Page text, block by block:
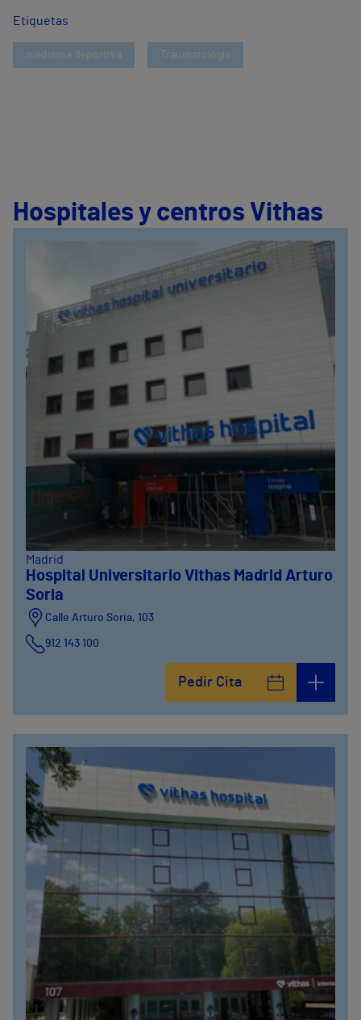
Etiquetas
medicina deportiva Traumatología
Hospitales y centros Vithas
Madrid
Hospital Universitario Vithas Madrid Arturo
Soria
Calle Arturo Soria, 103
912 143 100
912 143 100
Pedir Cita